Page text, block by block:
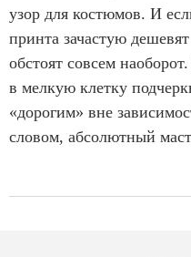
узор для костюмов. И
принта зачастую
обстоят совсем
в мелкую клетку
«дорогим» вне
словом, абсолютный